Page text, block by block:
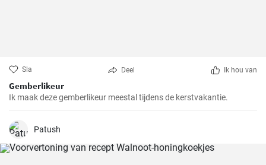
Sla Deel Ik hou van
Gemberlikeur
Ik maak deze gemberlikeur meestal tijdens de kerstvakantie.
Patush